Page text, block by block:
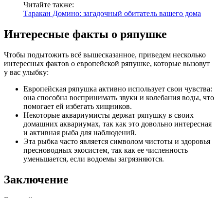
Читайте также:
Таракан Домино: загадочный обитатель вашего дома
Интересные факты о ряпушке
Чтобы подытожить всё вышесказанное, приведем несколько
интересных фактов о европейской ряпушке, которые вызовут
у вас улыбку:
Европейская ряпушка активно использует свои чувства:
она способна воспринимать звуки и колебания воды, что
помогает ей избегать хищников.
Некоторые аквариумисты держат ряпушку в своих
домашних аквариумах, так как это довольно интересная
и активная рыба для наблюдений.
Эта рыбка часто является символом чистоты и здоровья
пресноводных экосистем, так как ее численность
уменьшается, если водоемы загрязняются.
Заключение